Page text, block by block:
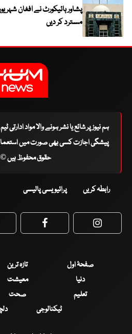
پشاور ہائیکورٹ نے افغان
مسترد کر دیں
ہم نیوز پر شائع یا نشر ہونے والا مواد
پیشگی اجازت کسی بھی صورت میں استعمال
حقوق محفوظ ہیں © 2026
رابطہ کریں پرائیویسی پالیسی
Facebook
صفحۂ اول تازہ ترین
دنیا
معیشت
تعلیم
صحت
ٹیکنالوجی